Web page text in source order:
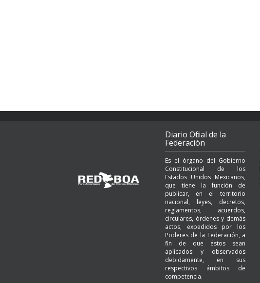
Diario Oficial de la
Federación
Es el órgano del Gobierno
Constitucional de los
Estados Unidos Mexicanos,
que tiene la función de
publicar, en el territorio
nacional, leyes, decretos,
reglamentos, acuerdos,
circulares, órdenes y demás
actos, expedidos por los
Poderes de la Federación, a
fin de que éstos sean
aplicados y observados
debidamente, en sus
respectivos ámbitos de
competencia.